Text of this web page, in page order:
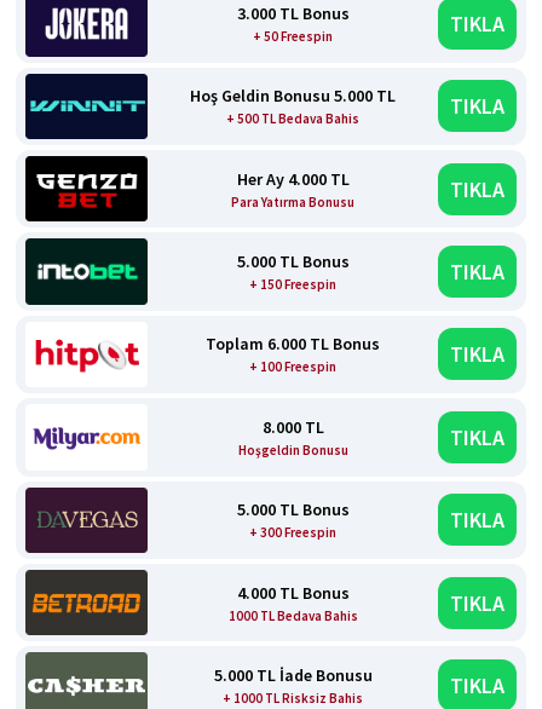
3.000 TL Bonus
+ 50 Freespin TIKLA
Hoş Geldin Bonusu 5.000 TL
+ 500 TL Bedava Bahis TIKLA
Her Ay 4.000 TL
Para Yatırma Bonusu TIKLA
5.000 TL Bonus
+ 150 Freespin TIKLA
Toplam 6.000 TL Bonus
+ 100 Freespin TIKLA
8.000 TL
Hoşgeldin Bonusu TIKLA
5.000 TL Bonus
+ 300 Freespin TIKLA
4.000 TL Bonus
1000 TL Bedava Bahis TIKLA
5.000 TL İade Bonusu
+ 1000 TL Risksiz Bahis TIKLA